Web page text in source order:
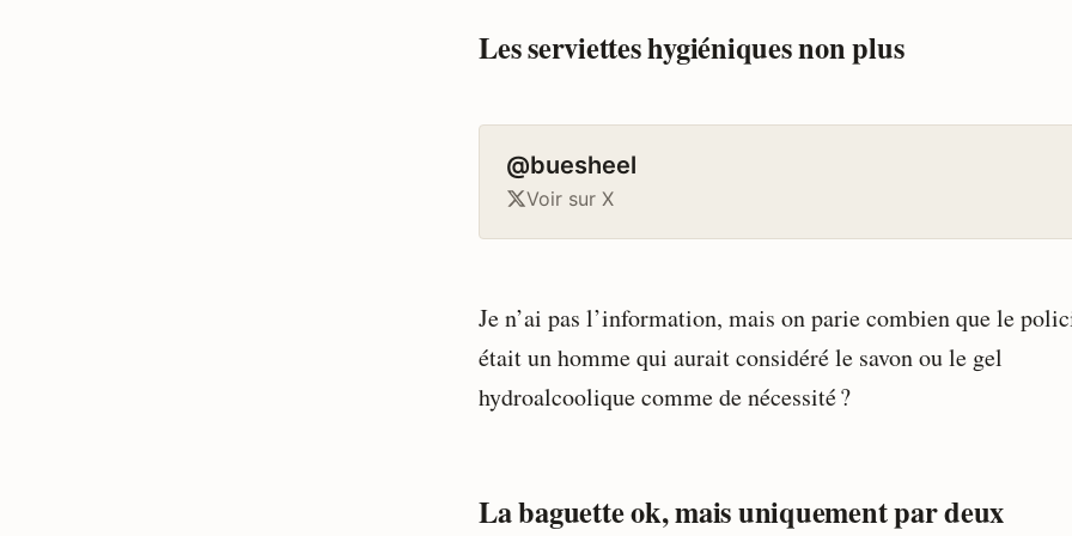
Les serviettes hygiéniques non plus
@buesheel
Voir sur X
Je n’ai pas l’information, mais on parie combien que le
était un homme qui aurait considéré le savon ou le gel
hydroalcoolique comme de nécessité ?
La baguette ok, mais uniquement par deux